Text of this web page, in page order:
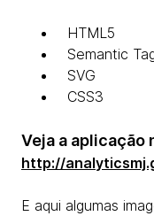
HTML5
Semantic
SVG
CSS3
Veja a aplicação
http://
E aqui algumas